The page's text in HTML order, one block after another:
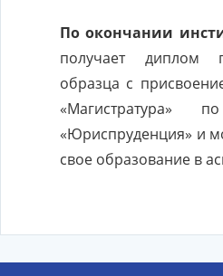
По окончании
получает диплом
образца с
«Магистратура»
«Юриспруденция» и
свое образование в